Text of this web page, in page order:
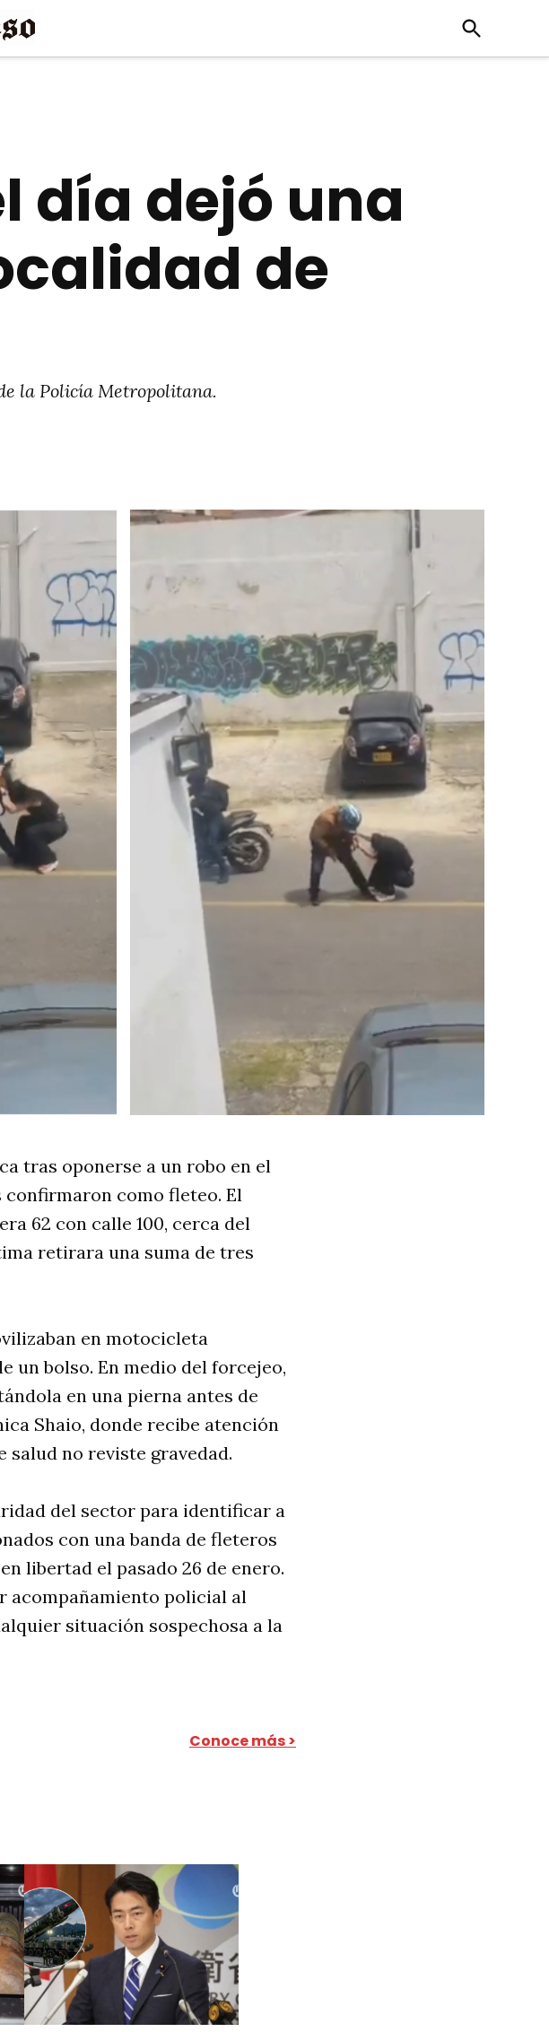
Open
Search
día dejó una
de
la Policía Metropolitana.
tras oponerse a un robo en el
confirmaron como fleteo. El
62 con calle 100, cerca del
retirara una suma de tres
en motocicleta
bolso. En medio del forcejeo,
en una pierna antes de
Shaio, donde recibe atención
salud no reviste gravedad.
del sector para identificar a
con una banda de fleteros
libertad el pasado 26 de enero.
acompañamiento policial al
situación sospechosa a la
Conoce más >